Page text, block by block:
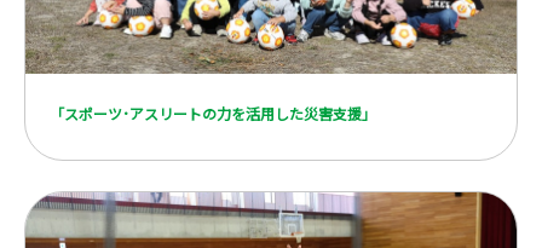
「スポーツ･アスリートの力を活用した災害支援」